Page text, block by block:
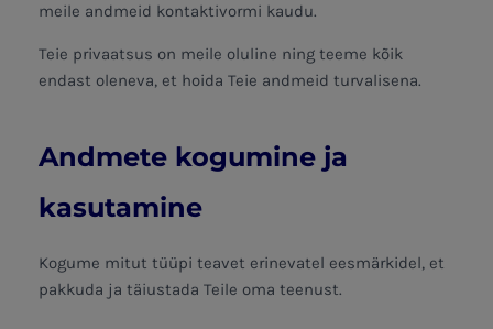
meile andmeid kontaktivormi kaudu.
Teie privaatsus on meile oluline ning teeme kõik
endast oleneva, et hoida Teie andmeid turvalisena.
Andmete kogumine ja
kasutamine
Kogume mitut tüüpi teavet erinevatel eesmärkidel, et
pakkuda ja täiustada Teile oma teenust.